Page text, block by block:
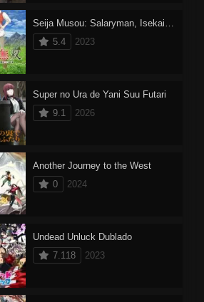
Seija Musou: Salaryman, Isekai de Ikinokoru Tame ni Ayumu Michi
5.4
2023
Super no Ura de Yani Suu Futari
9.1
2026
Another Journey to the West
0
2024
Undead Unluck Dublado
7.118
2023